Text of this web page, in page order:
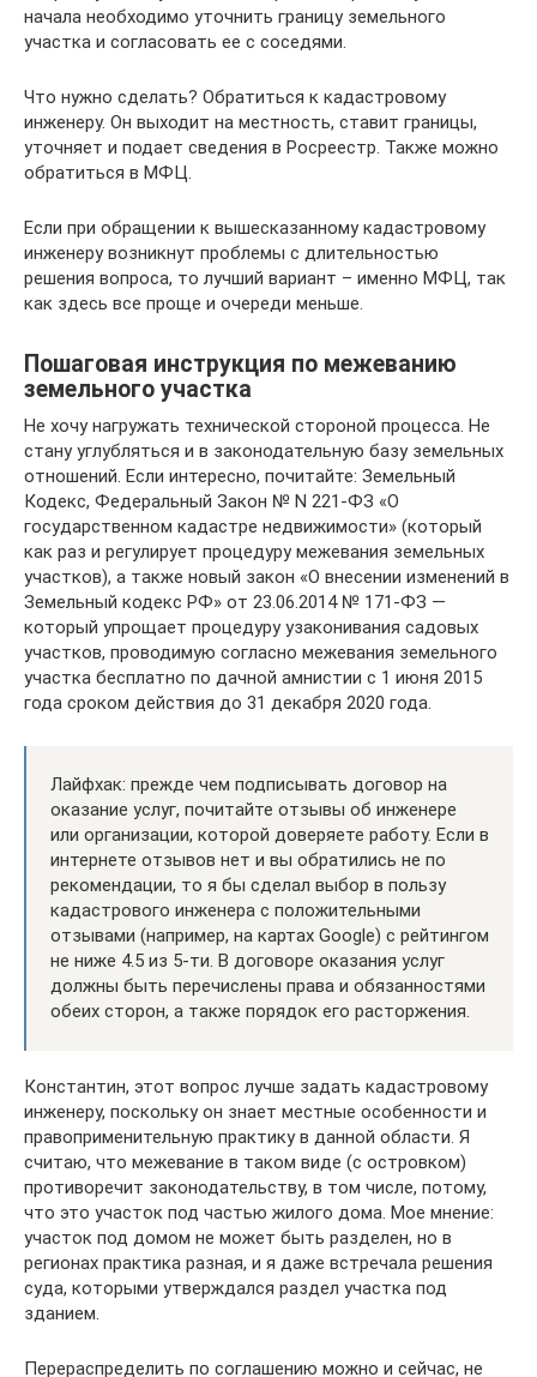
начала необходимо уточнить границу земельного
участка и согласовать ее с соседями.
Что нужно сделать? Обратиться к кадастровому
инженеру. Он выходит на местность, ставит границы,
уточняет и подает сведения в Росреестр. Также можно
обратиться в МФЦ.
Если при обращении к вышесказанному кадастровому
инженеру возникнут проблемы с длительностью
решения вопроса, то лучший вариант – именно МФЦ, так
как здесь все проще и очереди меньше.
Пошаговая инструкция по межеванию
земельного участка
Не хочу нагружать технической стороной процесса. Не
стану углубляться и в законодательную базу земельных
отношений. Если интересно, почитайте: Земельный
Кодекс, Федеральный Закон № N 221-ФЗ «О
государственном кадастре недвижимости» (который
как раз и регулирует процедуру межевания земельных
участков), а также новый закон «О внесении изменений в
Земельный кодекс РФ» от 23.06.2014 № 171-ФЗ —
который упрощает процедуру узаконивания садовых
участков, проводимую согласно межевания земельного
участка бесплатно по дачной амнистии с 1 июня 2015
года сроком действия до 31 декабря 2020 года.
Лайфхак: прежде чем подписывать договор на
оказание услуг, почитайте отзывы об инженере
или организации, которой доверяете работу. Если в
интернете отзывов нет и вы обратились не по
рекомендации, то я бы сделал выбор в пользу
кадастрового инженера с положительными
отзывами (например, на картах Google) с рейтингом
не ниже 4.5 из 5-ти. В договоре оказания услуг
должны быть перечислены права и обязанностями
обеих сторон, а также порядок его расторжения.
Константин, этот вопрос лучше задать кадастровому
инженеру, поскольку он знает местные особенности и
правоприменительную практику в данной области. Я
считаю, что межевание в таком виде (с островком)
противоречит законодательству, в том числе, потому,
что это участок под частью жилого дома. Мое мнение:
участок под домом не может быть разделен, но в
регионах практика разная, и я даже встречала решения
суда, которыми утверждался раздел участка под
зданием.
Перераспределить по соглашению можно и сейчас, не